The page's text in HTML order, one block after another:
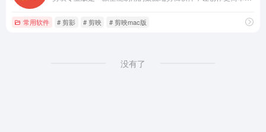
常用软件 # 剪影 # 剪映 # 剪映mac版
没有了